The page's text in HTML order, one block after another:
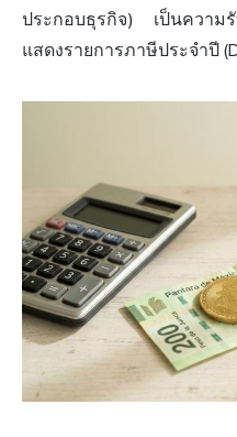
ประกอบธุรกิจ) เป็นความ
แสดงรายการภาษีประจำปี